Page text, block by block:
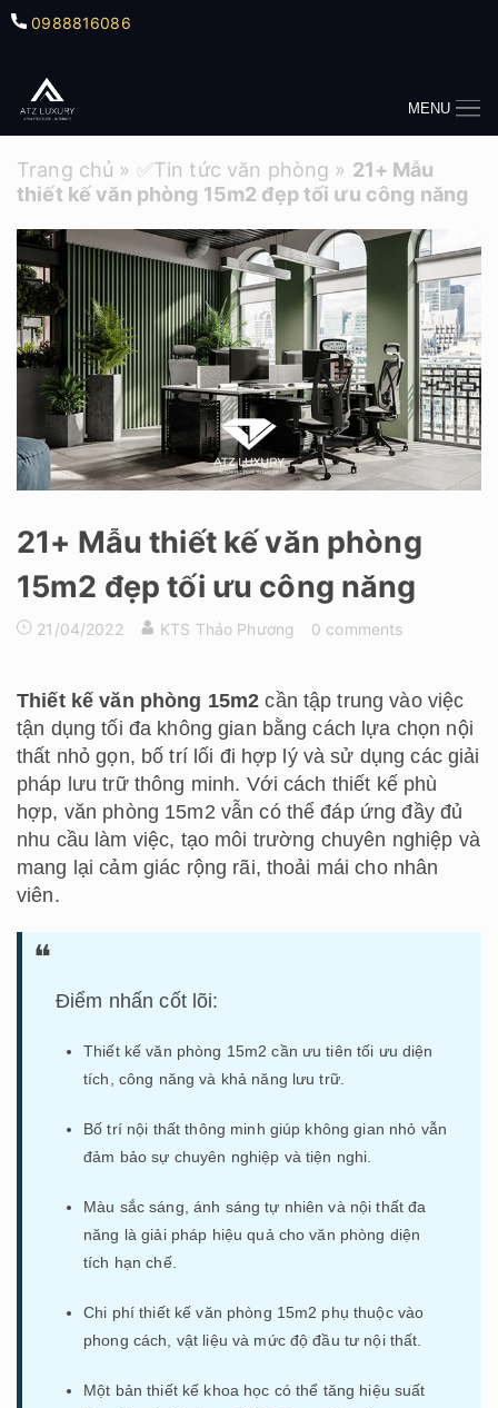
0988816086
MENU
Trang chủ » ✅Tin tức văn phòng » 21+ Mẫu
thiết kế văn phòng 15m2 đẹp tối ưu công năng
21+ Mẫu thiết kế văn phòng
15m2 đẹp tối ưu công năng
21/04/2022 KTS Thảo Phương 0 comments
Thiết kế văn phòng 15m2 cần tập trung vào việc
tận dụng tối đa không gian bằng cách lựa chọn nội
thất nhỏ gọn, bố trí lối đi hợp lý và sử dụng các giải
pháp lưu trữ thông minh. Với cách thiết kế phù
hợp, văn phòng 15m2 vẫn có thể đáp ứng đầy đủ
nhu cầu làm việc, tạo môi trường chuyên nghiệp và
mang lại cảm giác rộng rãi, thoải mái cho nhân
viên.
Điểm nhấn cốt lõi:
Thiết kế văn phòng 15m2 cần ưu tiên tối ưu diện
tích, công năng và khả năng lưu trữ.
Bố trí nội thất thông minh giúp không gian nhỏ vẫn
đảm bảo sự chuyên nghiệp và tiện nghi.
Màu sắc sáng, ánh sáng tự nhiên và nội thất đa
năng là giải pháp hiệu quả cho văn phòng diện
tích hạn chế.
Chi phí thiết kế văn phòng 15m2 phụ thuộc vào
phong cách, vật liệu và mức độ đầu tư nội thất.
Một bản thiết kế khoa học có thể tăng hiệu suất